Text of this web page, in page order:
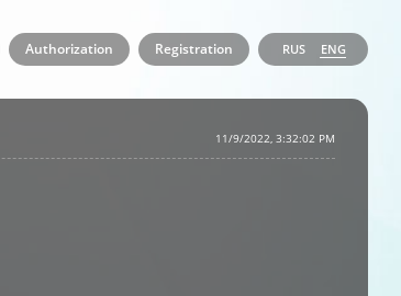
RUS ENG
Registration
Authorization
11/9/2022, 3:32:02 PM